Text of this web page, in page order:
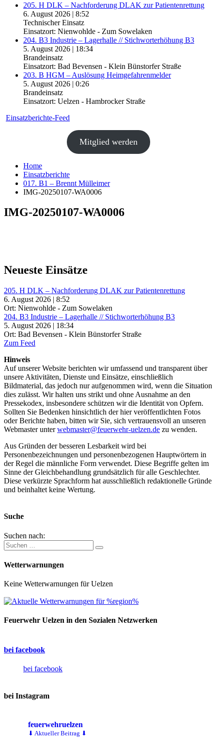
205. H DLK – Nachforderung DLAK zur Patientenrettung
6. August 2026 | 8:52
Technischer Einsatz
Einsatzort: Nienwohlde - Zum Sowelaken
204. B3 Industrie – Lagerhalle // Stichworterhöhung B3
5. August 2026 | 18:34
Brandeinsatz
Einsatzort: Bad Bevensen - Klein Bünstorfer Straße
203. B HGM – Auslösung Heimgefahrenmelder
5. August 2026 | 0:26
Brandeinsatz
Einsatzort: Uelzen - Hambrocker Straße
Einsatzberichte-Feed
Mitglied werden
Home
Einsatzberichte
017. B1 – Brennt Mülleimer
IMG-20250107-WA0006
IMG-20250107-WA0006
Neueste Einsätze
205. H DLK – Nachforderung DLAK zur Patientenrettung
6. August 2026 | 8:52
Ort: Nienwohlde - Zum Sowelaken
204. B3 Industrie – Lagerhalle // Stichworterhöhung B3
5. August 2026 | 18:34
Ort: Bad Bevensen - Klein Bünstorfer Straße
Zum Feed
Hinweis
Auf unserer Website berichten wir umfassend und transparent über
unsere Aktivitäten, Dienste und Einsätze, einschließlich
Bildmaterial, das jedoch nur aufgenommen wird, wenn die Situation
dies zulässt. Wir halten uns strikt und ohne Ausnahme an den
Pressekodex, insbesondere schützen wir die Identität von Opfern.
Sollten Sie Bedenken hinsichtlich der hier veröffentlichten Fotos
oder Berichte haben, bitten wir Sie, sich vertrauensvoll an unseren
Webmaster unterwebmaster@feuerwehr-uelzen.de zu wenden.
Aus Gründen der besseren Lesbarkeit wird bei
Personenbezeichnungen und personenbezogenen Hauptwörtern in
der Regel die männliche Form verwendet. Diese Begriffe gelten im
Sinne der Gleichbehandlung grundsätzlich für alle Geschlechter.
Diese verkürzte Sprachform hat ausschließlich redaktionelle Gründe
und beinhaltet keine Wertung.
Suche
Suchen nach:
Wetterwarnungen
Keine Wetterwarnungen für Uelzen
Feuerwehr Uelzen in den Sozialen Netzwerken
bei facebook
bei facebook
bei Instagram
feuerwehruelzen
⬇ Aktueller Beitrag ⬇